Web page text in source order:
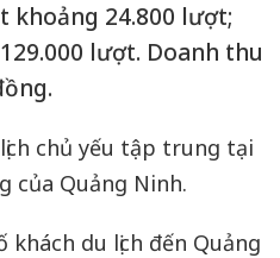
khoảng 24.800 lượt;
lượt. Doanh thu
chủ yếu tập trung tại
của Quảng Ninh.
khách du lịch đến Quảng